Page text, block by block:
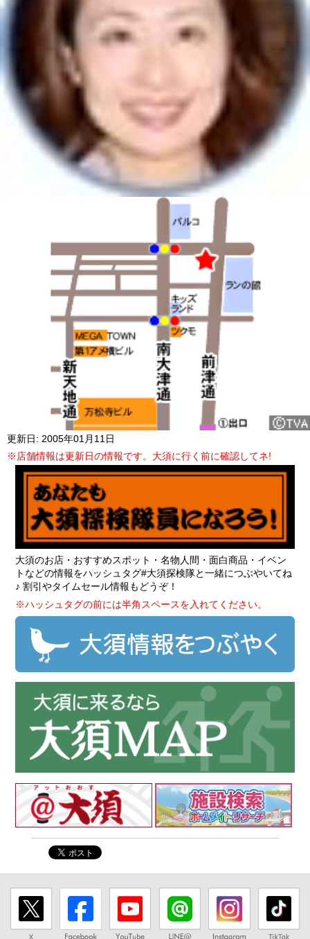
更新日: 2005年01月11日
※店舗情報は更新日の情報です。大須に行く前に確認してネ!
大須のお店・おすすめスポット・名物人間・面白商品・イベン
トなどの情報をハッシュタグ#大須探検隊と一緒につぶやいてね
♪ 割引やタイムセール情報もどうぞ！
※ハッシュタグの前には半角スペースを入れてください。